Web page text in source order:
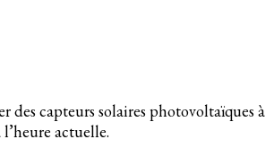
des capteurs solaires photovoltaïques à
actuelle.